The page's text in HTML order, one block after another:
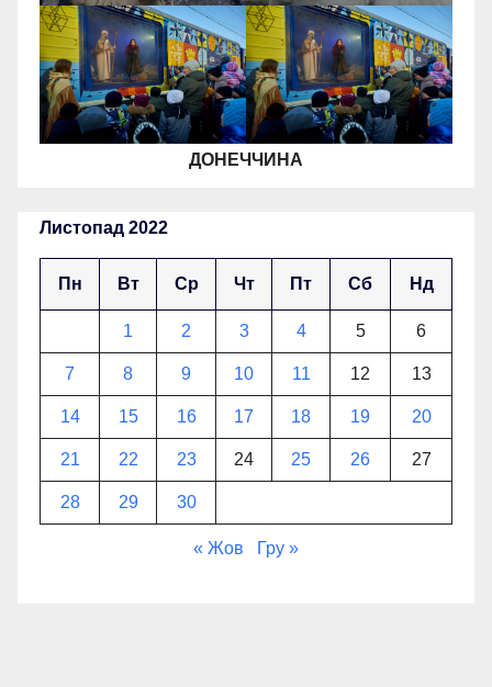
ДОНЕЧЧИНА
Листопад 2022
Пн Вт Ср Чт Пт Сб Нд
1 2 3 4 5 6
7 8 9 10 11 12 13
14 15 16 17 18 19 20
21 22 23 24 25 26 27
28 29 30
« Жов Гру »